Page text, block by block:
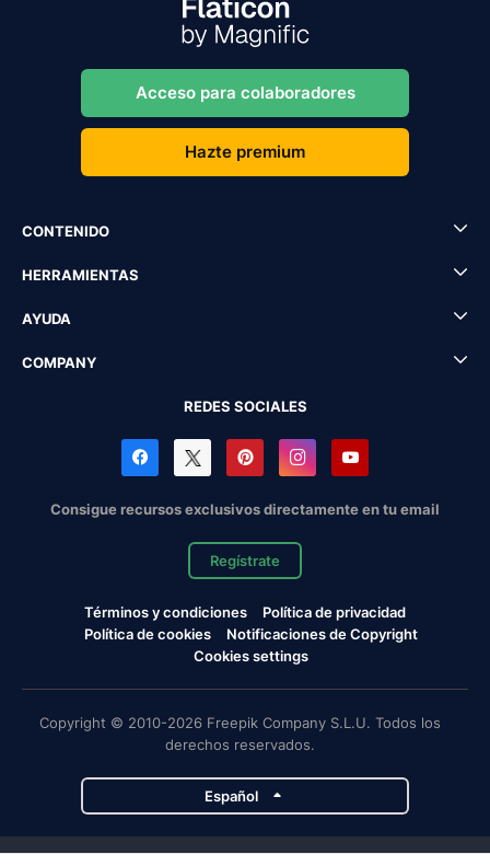
Acceso para colaboradores
Hazte premium
CONTENIDO
HERRAMIENTAS
AYUDA
COMPANY
REDES SOCIALES
Consigue recursos exclusivos directamente en tu email
Regístrate
Términos y condiciones
Política de privacidad
Política de cookies
Notificaciones de Copyright
Cookies settings
Copyright © 2010-2026 Freepik Company S.L.U. Todos los
derechos reservados.
Español